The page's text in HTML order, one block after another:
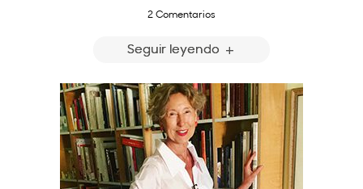
2 Comentarios
Seguir leyendo